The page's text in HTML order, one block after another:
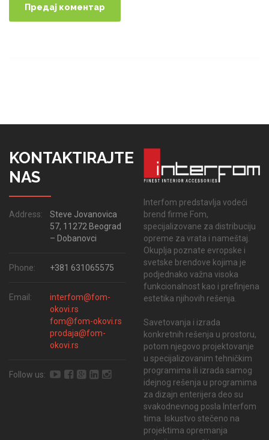
KONTAKTIRAJTE
NAS
Address:
Steve Jovanovica
57, 11272 Beograd
– Dobanovci
Phone: +381 631065575
Email:
interfom@fom-
okovi.rs
fom@fom-okovi.rs
prodaja@fom-
okovi.rs
Follow us:
Interfom predstavlja vodeći
brend firme Fom,
specijalizovane za distribuciju
opreme za vrata i nameštaj.
Okuplja poznate evropske i
svetske brendove kojima je
podjednako važna visoka
funkcionalnost kao i prefinjena
estetika njihovih rešenja.
Savetovanja i izrada
konkretnih rešenja u prostoru,
potom njegovo projektovanje
u specijalizovanim tehničkim
programima ili izrada samog
idejnog rešenja u programima
za dizajn enterijera deo su
svakodnevnog posla Interfom
tima. Iskustvo stečeno na
projektima opremanja